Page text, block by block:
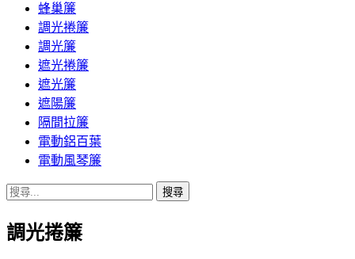
蜂巢簾
調光捲簾
調光簾
遮光捲簾
遮光簾
遮陽簾
隔間拉簾
電動鋁百葉
電動風琴簾
搜
關
調光捲簾